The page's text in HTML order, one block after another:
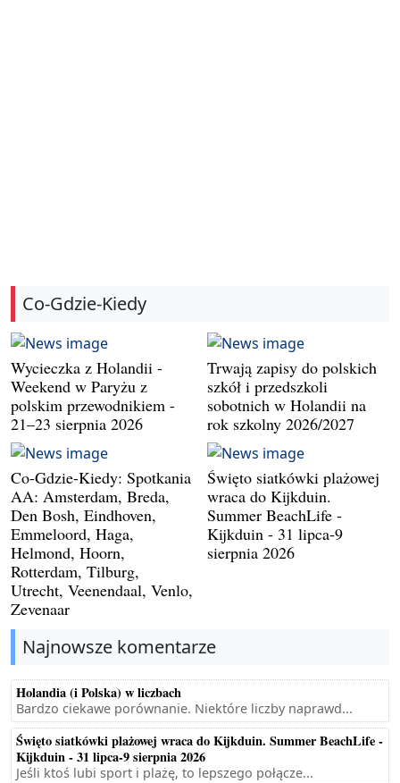
Co-Gdzie-Kiedy
Wycieczka z Holandii -
Weekend w Paryżu z
polskim przewodnikiem -
21–23 sierpnia 2026
Trwają zapisy do polskich
szkół i przedszkoli
sobotnich w Holandii na
rok szkolny 2026/2027
Co-Gdzie-Kiedy: Spotkania
AA: Amsterdam, Breda,
Den Bosh, Eindhoven,
Emmeloord, Haga,
Helmond, Hoorn,
Rotterdam, Tilburg,
Utrecht, Veenendaal, Venlo,
Zevenaar
Święto siatkówki plażowej
wraca do Kijkduin.
Summer BeachLife -
Kijkduin - 31 lipca-9
sierpnia 2026
Najnowsze komentarze
Holandia (i Polska) w liczbach
Bardzo ciekawe porównanie. Niektóre liczby naprawd...
Święto siatkówki plażowej wraca do Kijkduin. Summer BeachLife -
Kijkduin - 31 lipca-9 sierpnia 2026
Jeśli ktoś lubi sport i plażę, to lepszego połącze...